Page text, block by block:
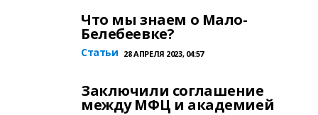
Что мы знаем о Мало-
Белебеевке?
Статьи 28 АПРЕЛЯ 2023, 04:57
Заключили соглашение
между МФЦ и академией